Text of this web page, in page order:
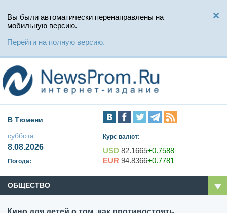
Вы были автоматически перенаправлены на
мобильную версию.
Перейти на полную версию.
В Тюмени
суббота
8.08.2026
Погода:
Курс валют:
USD 82.1665+0.7588
EUR 94.8366+0.7781
ОБЩЕСТВО